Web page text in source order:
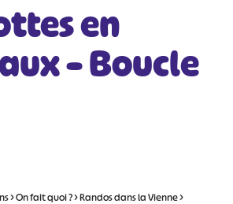
en
– Boucle
>On fait quoi ?>Randos dans la Vienne>